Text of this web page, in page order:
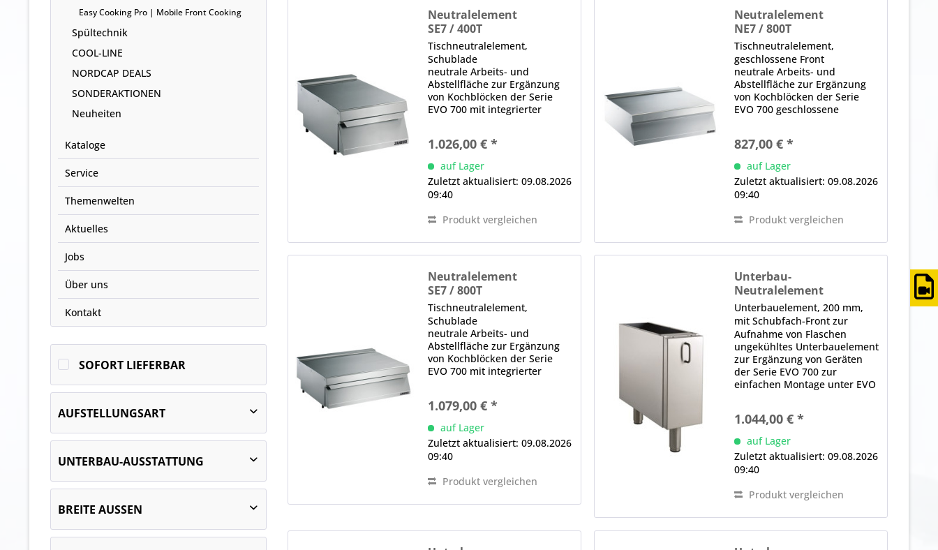
Easy Cooking Pro | Mobile Front Cooking
Spültechnik
COOL-LINE
NORDCAP DEALS
SONDERAKTIONEN
Neuheiten
Kataloge
Service
Themenwelten
Aktuelles
Jobs
Über uns
Kontakt
SOFORT LIEFERBAR
AUFSTELLUNGSART
UNTERBAU-AUSSTATTUNG
offen
BREITE AUSSEN
Neutralelement
SE7 / 400T
Tischneutralelement,
Schublade
neutrale Arbeits- und
Abstellfläche zur Ergänzung
von Kochblöcken der Serie
EVO 700 mit integrierter
Edelstahl glatte, gerundete
Kanten für einfache Reinigung
bündige Integration in...
1.026,00 € *
auf Lager
Zuletzt aktualisiert: 09.08.2026
09:40
Produkt vergleichen
Neutralelement
NE7 / 800T
Tischneutralelement,
geschlossene Front
neutrale Arbeits- und
Abstellfläche zur Ergänzung
von Kochblöcken der Serie
EVO 700 geschlossene
Edelstahl glatte, gerundete
Kanten für einfache Reinigung
bündige Integration in...
827,00 € *
auf Lager
Zuletzt aktualisiert: 09.08.2026
09:40
Produkt vergleichen
Neutralelement
SE7 / 800T
Tischneutralelement,
Schublade
neutrale Arbeits- und
Abstellfläche zur Ergänzung
von Kochblöcken der Serie
EVO 700 mit integrierter
Edelstahl glatte, gerundete
Kanten für einfache Reinigung
bündige Integration in...
1.079,00 € *
auf Lager
Zuletzt aktualisiert: 09.08.2026
09:40
Produkt vergleichen
Unterbau-
Neutralelement
UE7 / 200-FL
Unterbauelement, 200 mm,
mit Schubfach-Front zur
Aufnahme von Flaschen
ungekühltes Unterbauelement
zur Ergänzung von Geräten
der Serie EVO 700 zur
einfachen Montage unter EVO
zur übersichtlichen
Aufbewahrung von Flaschen
und Verbrauchsmaterialien...
1.044,00 € *
auf Lager
Zuletzt aktualisiert: 09.08.2026
09:40
Produkt vergleichen